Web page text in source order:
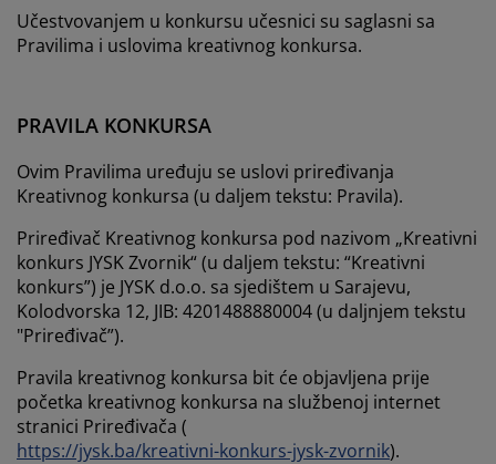
Učestvovanjem u konkursu učesnici su saglasni sa
Pravilima i uslovima kreativnog konkursa.
PRAVILA KONKURSA
Ovim Pravilima uređuju se uslovi priređivanja
Kreativnog konkursa (u daljem tekstu: Pravila).
Priređivač Kreativnog konkursa pod nazivom „Kreativni
konkurs JYSK Zvornik“ (u daljem tekstu: “Kreativni
konkurs”) je JYSK d.o.o. sa sjedištem u Sarajevu,
Kolodvorska 12, JIB: 4201488880004 (u daljnjem tekstu
"Priređivač”).
Pravila kreativnog konkursa bit će objavljena prije
početka kreativnog konkursa na službenoj internet
stranici Priređivača (
https://jysk.ba/kreativni-konkurs-jysk-zvornik).